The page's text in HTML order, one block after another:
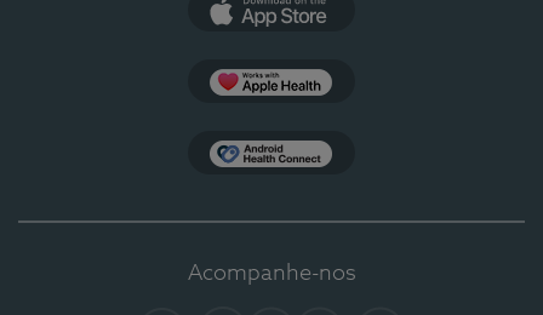
Acompanhe-nos